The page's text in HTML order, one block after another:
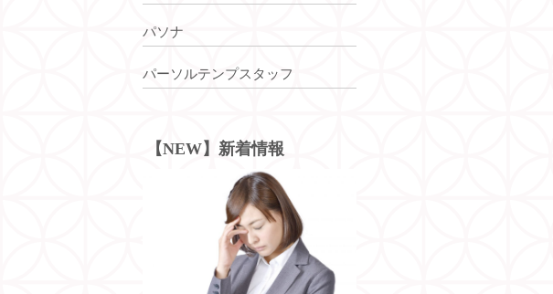
パソナ
パーソルテンプスタッフ
【NEW】新着情報